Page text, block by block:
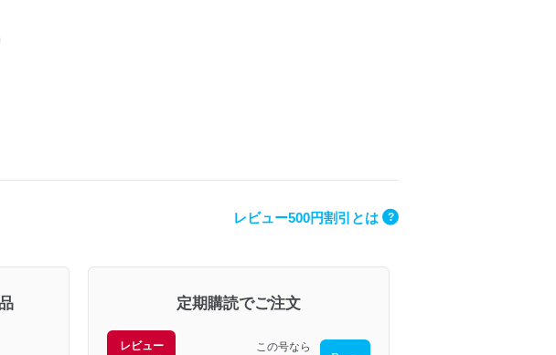
レビュー500円割引とは ?
定期購読でご注文
レビュー この号なら